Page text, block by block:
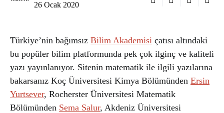
26 Ocak 2020
Türkiye’nin bağımsız Bilim Akademisi çatısı altındaki
bu popüler bilim platformunda pek çok ilginç ve kaliteli
yazı yayınlanıyor. Sitenin matematik ile ilgili yazılarına
bakarsanız Koç Üniversitesi Kimya Bölümünden Ersin
Yurtsever, Rocherster Üniversitesi Matematik
Bölümünden Sema Salur, Akdeniz Üniversitesi